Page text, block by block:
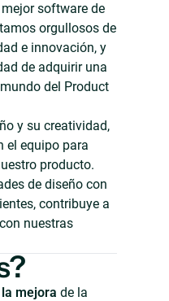
software de
orgullosos de
e innovación, y
de adquirir una
del Product
y su creatividad,
el equipo para
producto.
de diseño con
contribuye a
nuestras
mejora de la